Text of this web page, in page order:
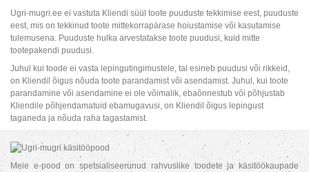
Ugri-mugri.ee ei vastuta Kliendi süül toote puuduste tekkimise eest, puuduste
eest, mis on tekkinud toote mittekorrapärase hoiustamise või kasutamise
tulemusena. Puuduste hulka arvestatakse toote puudusi, kuid mitte
tootepakendi puudusi.
Juhul kui toode ei vasta lepingutingimustele, tal esineb puudusi või rikkeid,
on Kliendil õigus nõuda toote parandamist või asendamist. Juhul, kui toote
parandamine või asendamine ei ole võimalik, ebaõnnestub või põhjustab
Kliendile põhjendamatuid ebamugavusi, on Kliendil õigus lepingust
taganeda ja nõuda raha tagastamist.
Meie e-pood on spetsialiseerunud rahvuslike toodete ja käsitöökaupade